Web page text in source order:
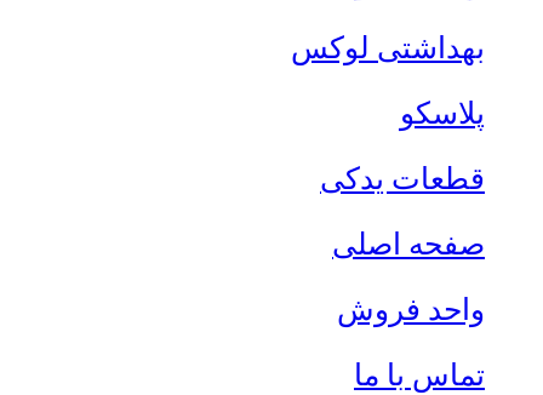
بهداشتی لوکس
پلاسکو
قطعات یدکی
صفحه اصلی
واحد فروش
تماس با ما